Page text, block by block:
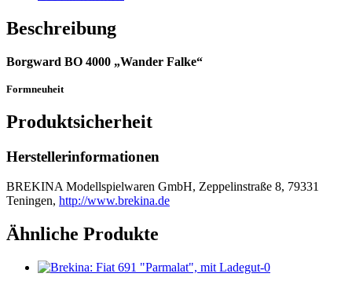
Beschreibung
Borgward BO 4000 „Wander Falke“
Formneuheit
Produktsicherheit
Herstellerinformationen
BREKINA Modellspielwaren GmbH, Zeppelinstraße 8, 79331
Teningen, http://www.brekina.de
Ähnliche Produkte